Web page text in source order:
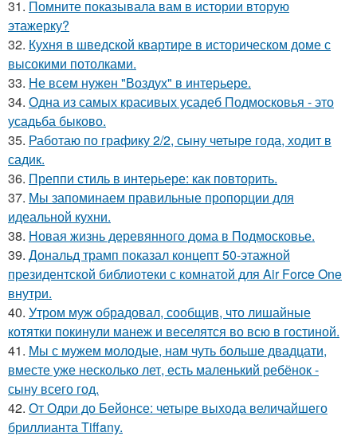
31. Помните показывала вам в истории вторую
этажерку?
32. Кухня в шведской квартире в историческом доме с
высокими потолками.
33. Не всем нужен "Воздух" в интерьере.
34. Одна из самых красивых усадеб Подмосковья - это
усадьба быково.
35. Работаю по графику 2/2, сыну четыре года, ходит в
садик.
36. Преппи стиль в интерьере: как повторить.
37. Мы запоминаем правильные пропорции для
идеальной кухни.
38. Новая жизнь деревянного дома в Подмосковье.
39. Дональд трамп показал концепт 50-этажной
президентской библиотеки с комнатой для Air Force One
внутри.
40. Утром муж обрадовал, сообщив, что лишайные
котятки покинули манеж и веселятся во всю в гостиной.
41. Мы с мужем молодые, нам чуть больше двадцати,
вместе уже несколько лет, есть маленький ребёнок -
сыну всего год.
42. От Одри до Бейонсе: четыре выхода величайшего
бриллианта Tiffany.